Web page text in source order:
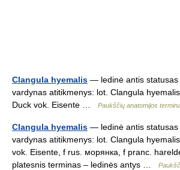
Clangula hyemalis — ledinė antis statusas
vardynas atitikmenys: lot. Clangula
Duck vok. Eisente …
Paukščių anatomijos
Clangula hyemalis — ledinė antis statusas
vardynas atitikmenys: lot. Clangula
vok. Eisente, f rus. морянка, f pranc.
platesnis terminas – ledinės antys …